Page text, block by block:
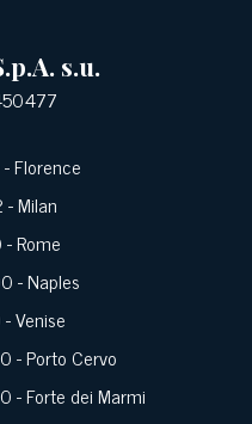
s.u.
- Florence
- Milan
- Rome
- Naples
- Venise
- Porto Cervo
- Forte dei Marmi